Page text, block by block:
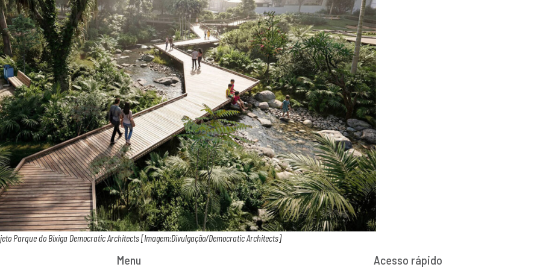
Parque do Bixiga Democratic Architects [Imagem:Divulgação/Democratic Architects]
Menu Acesso rápido